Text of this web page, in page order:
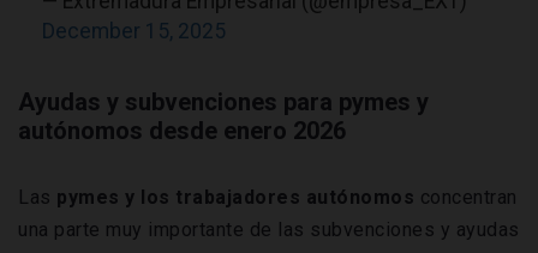
December 15, 2025
Ayudas y subvenciones para pymes y
autónomos desde enero 2026
Las pymes y los trabajadores autónomos concentran
una parte muy importante de las subvenciones y ayudas